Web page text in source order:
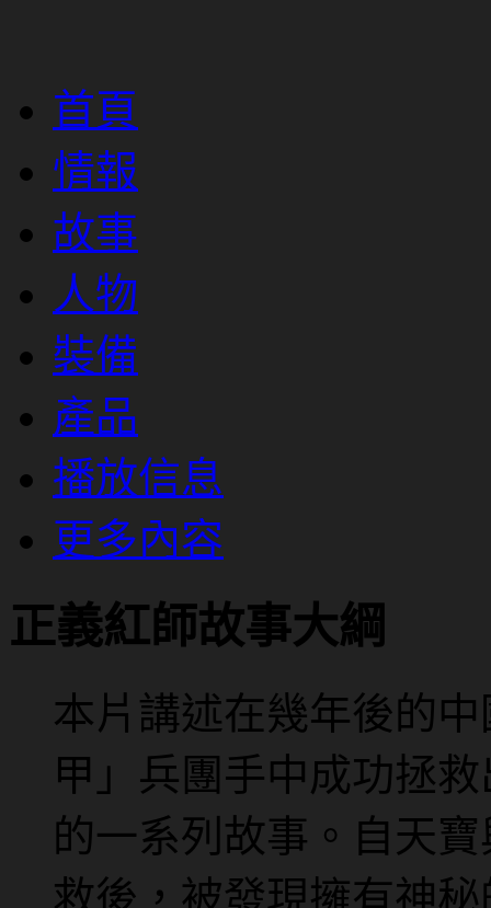
首頁
情報
故事
人物
裝備
產品
播放信息
更多內容
正義紅師故事大綱
本片講述在幾年後的
甲」兵團手中成功拯
的一系列故事。自天
救後，被發現擁有神